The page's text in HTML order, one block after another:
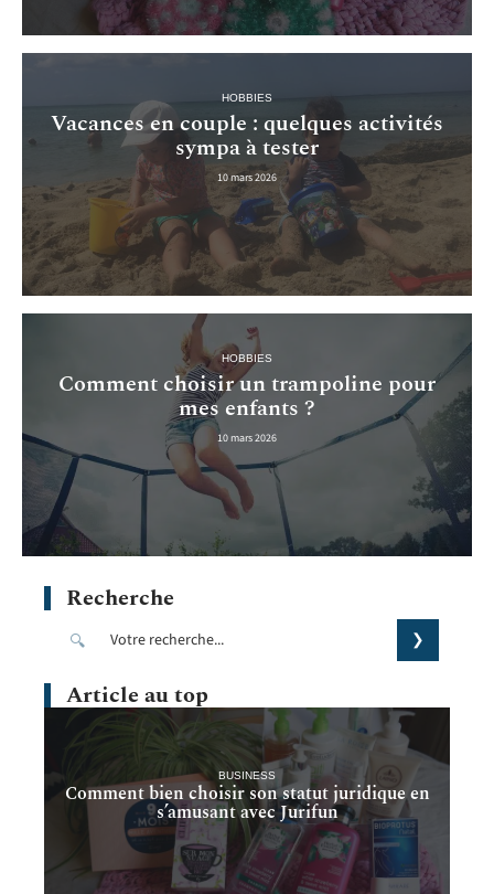
HOBBIES
Vacances en couple : quelques activités
sympa à tester
10 mars 2026
HOBBIES
Comment choisir un trampoline pour
mes enfants ?
10 mars 2026
Recherche
Article au top
BUSINESS
Comment bien choisir son statut juridique en
s’amusant avec Jurifun